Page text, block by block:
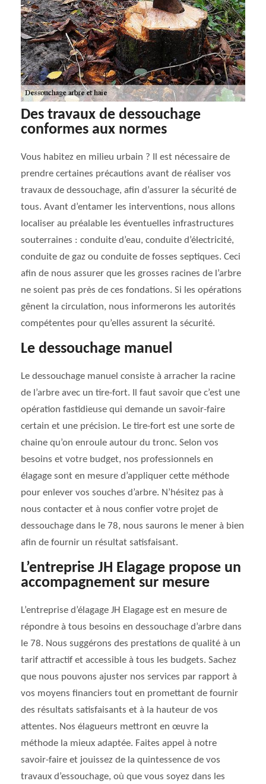
Des travaux de dessouchage
conformes aux normes
Vous habitez en milieu urbain ? Il est nécessaire de
prendre certaines précautions avant de réaliser vos
travaux de dessouchage, afin d’assurer la sécurité de
tous. Avant d’entamer les interventions, nous allons
localiser au préalable les éventuelles infrastructures
souterraines : conduite d’eau, conduite d’électricité,
conduite de gaz ou conduite de fosses septiques. Ceci
afin de nous assurer que les grosses racines de l’arbre
ne soient pas près de ces fondations. Si les opérations
gênent la circulation, nous informerons les autorités
compétentes pour qu’elles assurent la sécurité.
Le dessouchage manuel
Le dessouchage manuel consiste à arracher la racine
de l’arbre avec un tire-fort. Il faut savoir que c’est une
opération fastidieuse qui demande un savoir-faire
certain et une précision. Le tire-fort est une sorte de
chaine qu’on enroule autour du tronc. Selon vos
besoins et votre budget, nos professionnels en
élagage sont en mesure d’appliquer cette méthode
pour enlever vos souches d’arbre. N’hésitez pas à
nous contacter et à nous confier votre projet de
dessouchage dans le 78, nous saurons le mener à bien
afin de fournir un résultat satisfaisant.
L’entreprise JH Elagage propose un
accompagnement sur mesure
L’entreprise d’élagage JH Elagage est en mesure de
répondre à tous besoins en dessouchage d’arbre dans
le 78. Nous suggérons des prestations de qualité à un
tarif attractif et accessible à tous les budgets. Sachez
que nous pouvons ajuster nos services par rapport à
vos moyens financiers tout en promettant de fournir
des résultats satisfaisants et à la hauteur de vos
attentes. Nos élagueurs mettront en œuvre la
méthode la mieux adaptée. Faites appel à notre
savoir-faire et jouissez de la quintessence de vos
travaux d’essouchage, où que vous soyez dans les